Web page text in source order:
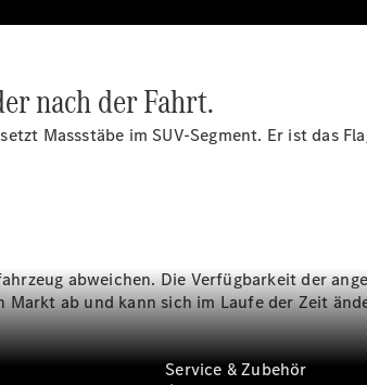
Certified
Fahrzeugzubehör
Digitale
Extras
Service & Zubehör
nach der Fahrt.
Massstäbe im SUV-Segment. Er ist das
abweichen. Die Verfügbarkeit der
ab und kann sich im Laufe der Zeit